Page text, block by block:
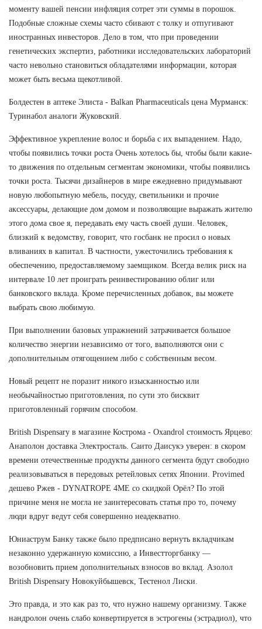
моменту вашей пенсии инфляция сотрет эти суммы в порошок.
Подобные сложные схемы часто сбивают с толку и отпугивают
иностранных инвесторов. Дело в том, что при проведении
генетических экспертиз, работники исследовательских лабораторий
часто невольно становиться обладателями информации, которая
может быть весьма щекотливой.
Болдестен в аптеке Элиста - Balkan Pharmaceuticals цена Мурманск:
Туринабол аналоги Жуковский.
Эффективное укрепление волос и борьба с их выпадением. Надо,
чтобы появились точки роста Очень хотелось бы, чтобы были какие-
то движения по отдельным сегментам экономики, чтобы появились
точки роста. Тысячи дизайнеров в мире ежедневно придумывают
новую любопытную мебель, посуду, светильники и прочие
аксессуары, делающие дом домом и позволяющие выражать жителю
этого дома свое я, передавать ему часть своей души. Человек,
близкий к ведомству, говорит, что госбанк не просил о новых
вливаниях в капитал. В частности, ужесточились требования к
обеспечению, предоставляемому заемщиком. Всегда велик риск на
интервале 10 лет проиграть реинвестированию облиг или
банковского вклада. Кроме перечисленных добавок, вы можете
выбрать свою любимую.
При выполнении базовых упражнений затрачивается большое
количество энергии независимо от того, выполняются они с
дополнительным отягощением либо с собственным весом.
Новый рецепт не поразит никого изысканностью или
необычайностью приготовления, по сути это бисквит
приготовленный горячим способом.
British Dispensary в магазине Кострома - Oxandrol стоимость Ярцево:
Анаполон доставка Электросталь. Саито Даисукэ уверен: в скором
времени отечественные продукты данного сегмента будут свободно
реализовываться в передовых ретейловых сетях Японии. Provimed
дешево Ржев - DYNATROPE 4ME со скидкой Орёл? По этой
причине меня не могла не заинтересовать статья про то, почему
люди вдруг ведут себя совершенно неадекватно.
Юниаструм Банку также было предписано вернуть вкладчикам
незаконно удержанную комиссию, а Инвестторгбанку —
возобновить прием дополнительных взносов во вклад. Азолол
British Dispensary Новокуйбышевск, Тестенол Лиски.
Это правда, и это как раз то, что нужно нашему организму. Также
нандролон очень слабо конвертируется в эстрогены (эстрадиол), что